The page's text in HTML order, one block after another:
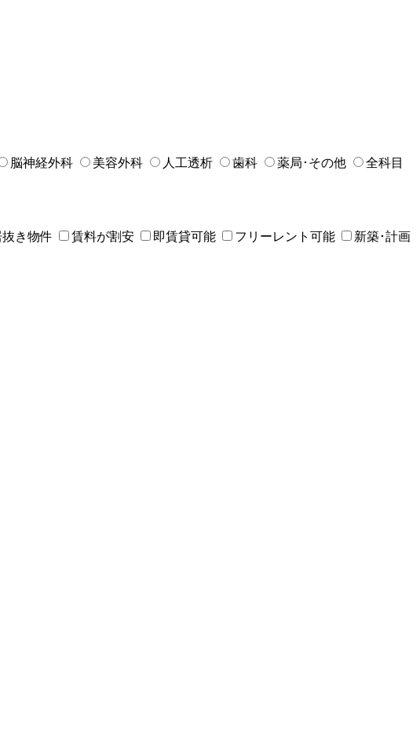
脳神経外科 美容外科 人工透析 歯科 薬局･その他 全科目
き物件 賃料が割安 即賃貸可能 フリーレント可能
新築･計画